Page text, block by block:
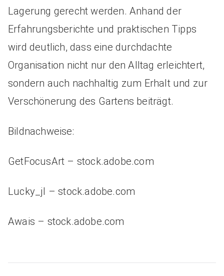
Lagerung gerecht werden. Anhand der
Erfahrungsberichte und praktischen Tipps
wird deutlich, dass eine durchdachte
Organisation nicht nur den Alltag erleichtert,
sondern auch nachhaltig zum Erhalt und zur
Verschönerung des Gartens beiträgt.
Bildnachweise:
GetFocusArt – stock.adobe.com
Lucky_jl – stock.adobe.com
Awais – stock.adobe.com